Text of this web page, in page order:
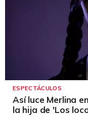
ESPECTÁCULOS
Así luce Merlina
la hija de 'Los